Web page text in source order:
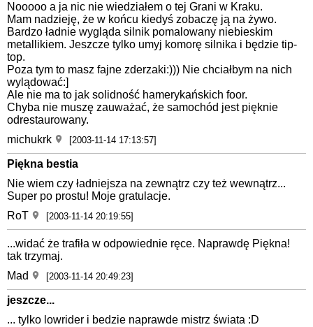
Nooooo a ja nic nie wiedziałem o tej Grani w Kraku.
Mam nadzieję, że w końcu kiedyś zobaczę ją na żywo.
Bardzo ładnie wygląda silnik pomalowany niebieskim
metallikiem. Jeszcze tylko umyj komorę silnika i będzie tip-
top.
Poza tym to masz fajne zderzaki:))) Nie chciałbym na nich
wylądować:]
Ale nie ma to jak solidność hamerykańskich foor.
Chyba nie muszę zauważać, że samochód jest pięknie
odrestaurowany.
michukrk
[2003-11-14 17:13:57]
Piękna bestia
Nie wiem czy ładniejsza na zewnątrz czy też wewnątrz...
Super po prostu! Moje gratulacje.
RoT
[2003-11-14 20:19:55]
...widać że trafiła w odpowiednie ręce. Naprawdę Piękna!
tak trzymaj.
Mad
[2003-11-14 20:49:23]
jeszcze...
... tylko lowrider i bedzie naprawde mistrz świata :D